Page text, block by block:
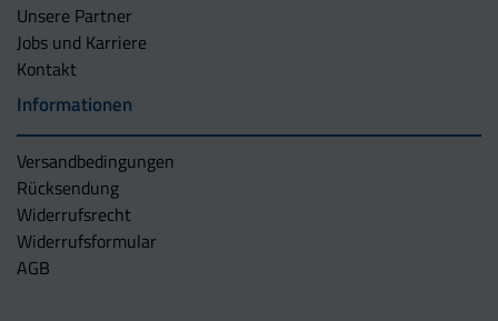
Unsere Partner
Jobs und Karriere
Kontakt
Informationen
Versandbedingungen
Rücksendung
Widerrufsrecht
Widerrufsformular
AGB